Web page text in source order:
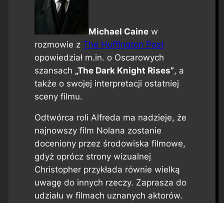
Michael Cainew
rozmowie z The Huffington Post
opowiedział m.in. o Oscarowych
szansach „The Dark Knight Rises”, a
także o swojej interpretacji ostatniej
sceny filmu.
Odtwórca roli Alfreda ma nadzieje, że
najnowszy film Nolana zostanie
doceniony przez środowiska filmowe,
gdyż oprócz strony wizualnej
Christopher przykłada równie wielką
uwagę do innych rzeczy. Zaprasza do
udziału w filmach uznanych aktorów.